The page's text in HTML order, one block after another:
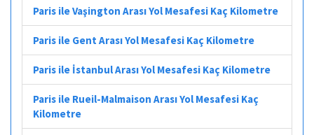
Paris ile Vaşington Arası Yol Mesafesi Kaç Kilometre
Paris ile Gent Arası Yol Mesafesi Kaç Kilometre
Paris ile İstanbul Arası Yol Mesafesi Kaç Kilometre
Paris ile Rueil-Malmaison Arası Yol Mesafesi Kaç
Kilometre